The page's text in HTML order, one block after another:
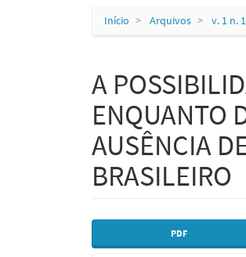
Início Arquivos v. 1 n.
A
ENQUANTO
AUSÊNCIA
BRASILEIRO
Barra
PDF